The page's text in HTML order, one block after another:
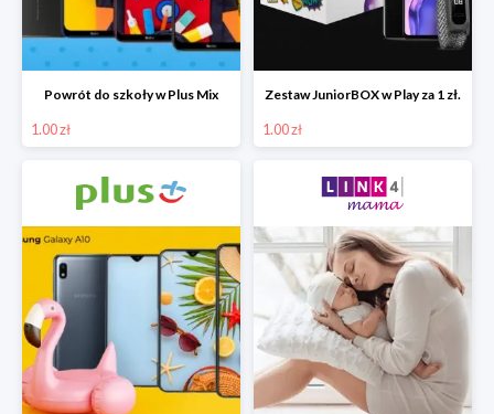
Powrót do szkoły w Plus Mix
1.00 zł
Zestaw JuniorBOX w Play za 1 zł.
1.00 zł